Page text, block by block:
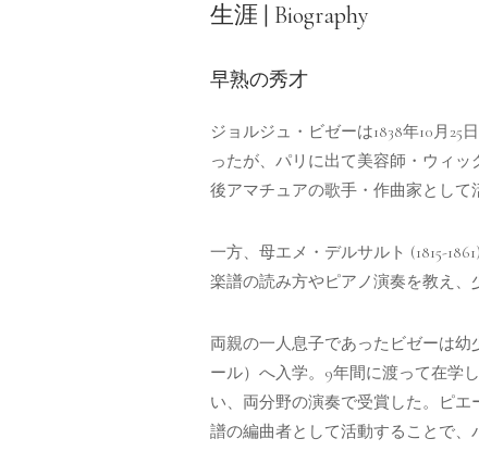
生涯 | Biography
早熟の秀才
ジョルジュ・ビゼーは1838年10月
ったが、パリに出て美容師・ウィ
後アマチュアの歌手・作曲家として
一方、母エメ・デルサルト (1815-
楽譜の読み方やピアノ演奏を教え、
両親の一人息子であったビゼーは幼
ール）へ入学。9年間に渡って在学
い、両分野の演奏で受賞した。ピ
譜の編曲者として活動することで、